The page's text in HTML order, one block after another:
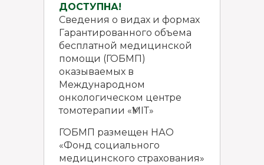
ДОСТУПНА!
Сведения о видах и формах
Гарантированного объема
бесплатной медицинской
помощи (ГОБМП)
оказываемых в
Международном
онкологическом центре
томотерапии «ҮМІТ»
ГОБМП размещен НАО
«Фонд социального
медицинского страхования»